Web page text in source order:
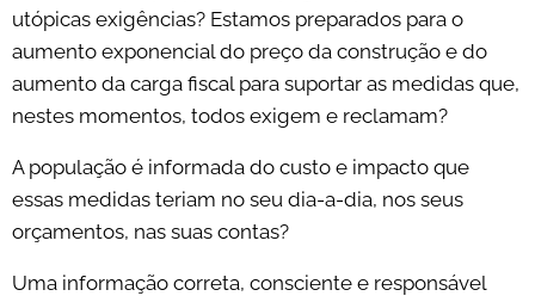
utópicas exigências? Estamos preparados para o
aumento exponencial do preço da construção e do
aumento da carga fiscal para suportar as medidas que,
nestes momentos, todos exigem e reclamam?
A população é informada do custo e impacto que
essas medidas teriam no seu dia-a-dia, nos seus
orçamentos, nas suas contas?
Uma informação correta, consciente e responsável